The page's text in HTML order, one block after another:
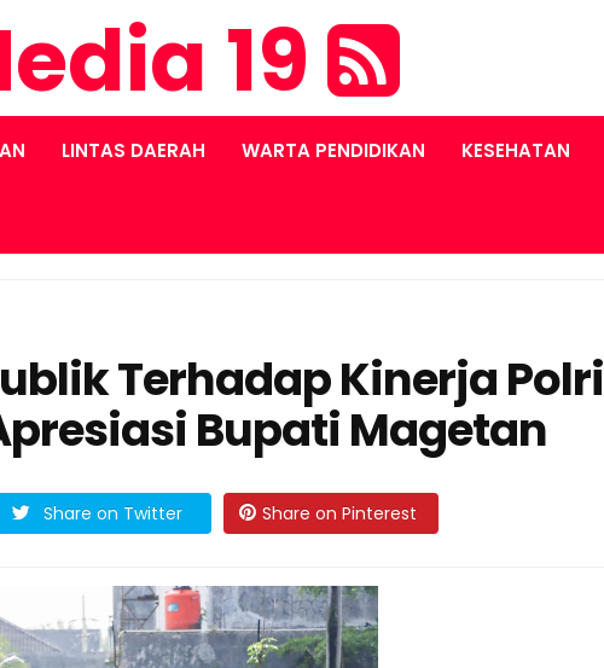
19
LINTAS DAERAH WARTA PENDIDIKAN KESEHATAN
Terhadap Kinerja Polri
Bupati Magetan
Share on Twitter Share on Pinterest